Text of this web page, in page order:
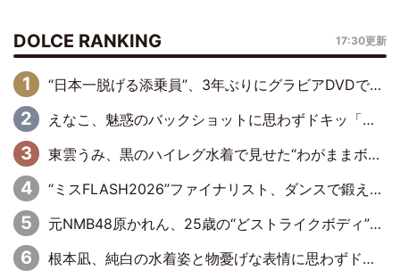
DOLCE RANKING 17:30更新
“日本一脱げる添乗員”、3年ぶりにグラビアDVDで復活 31歳の艶やかな表情がさえわたる
えなこ、魅惑のバックショットに思わずドキッ「世界最高レベルの美しさ」「クールビューティーで良き」「ポーズも表情も完璧」
東雲うみ、黒のハイレグ水着で見せた“わがままボディ”がたまらない「うみちゃんカワイイ」「全てがステキな女神さま」「魅力的です」
“ミスFLASH2026”ファイナリスト、ダンスで鍛え上げた健康的な美ボディー披露
元NMB48原かれん、25歳の“どストライクボディ”をバリで解禁 169cmモデル体形で挑む初の本格グラビア
根本凪、純白の水着姿と物憂げな表情に思わずドキドキ…「ステキなお写真」「透明感がスゴい」